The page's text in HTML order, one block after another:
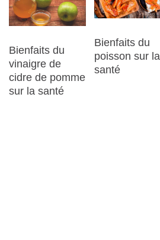
Bienfaits du
vinaigre de
cidre de pomme
sur la santé
Bienfaits du
poisson sur la
santé